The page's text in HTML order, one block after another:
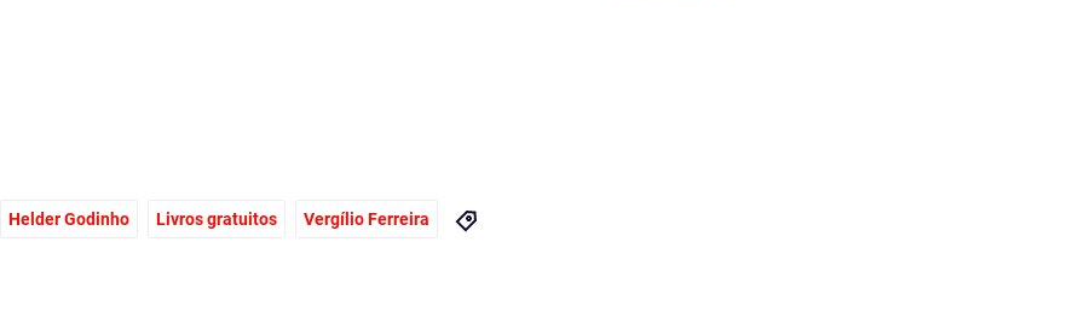
Helder Godinho Livros gratuitos Vergílio Ferreira